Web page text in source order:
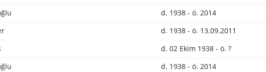
d. 1938 - ö. 2014
d. 1938 - ö. 13.09.2011
d. 02 Ekim 1938 - ö. ?
d. 1938 - ö. 2014